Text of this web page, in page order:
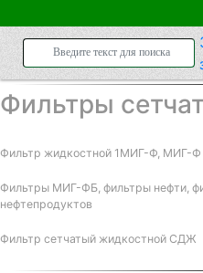
Фильтры
Фильтр жидкостной 1МИГ-Ф, МИГ-Ф
Фильтры МИГ-ФБ, фильтры нефти,
нефтепродуктов
Фильтр сетчатый жидкостной СДЖ